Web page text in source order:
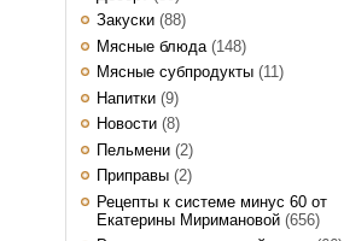
Закуски (88)
Мясные блюда (148)
Мясные субпродукты (11)
Напитки (9)
Новости (8)
Пельмени (2)
Приправы (2)
Рецепты к системе минус 60 от
Екатерины Миримановой (656)